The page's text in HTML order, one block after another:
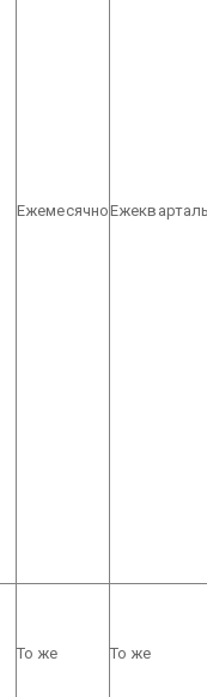
Ежемесячно
То же То же